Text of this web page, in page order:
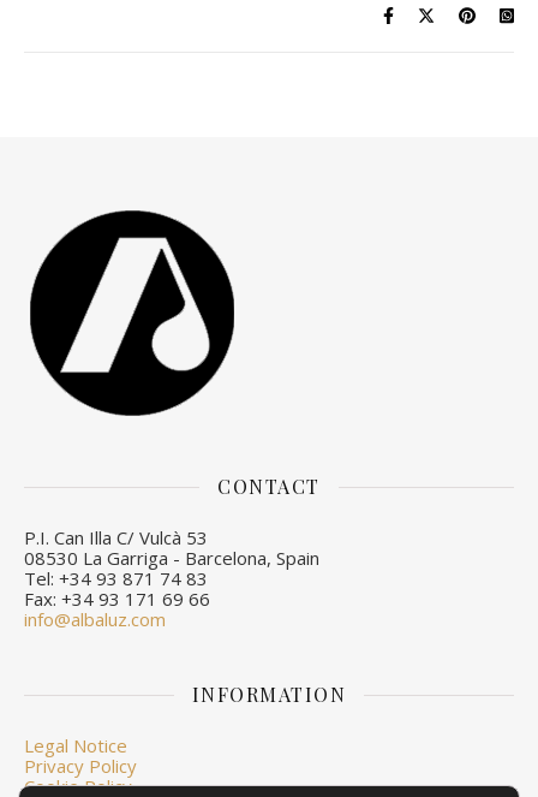
CONTACT
P.I. Can Illa C/ Vulcà 53
08530 La Garriga - Barcelona, Spain
Tel: +34 93 871 74 83
Fax: +34 93 171 69 66
info@albaluz.com
INFORMATION
Legal Notice
Privacy Policy
Cookie Policy